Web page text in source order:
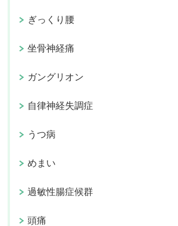
ぎっくり腰
坐骨神経痛
ガングリオン
自律神経失調症
うつ病
めまい
過敏性腸症候群
頭痛